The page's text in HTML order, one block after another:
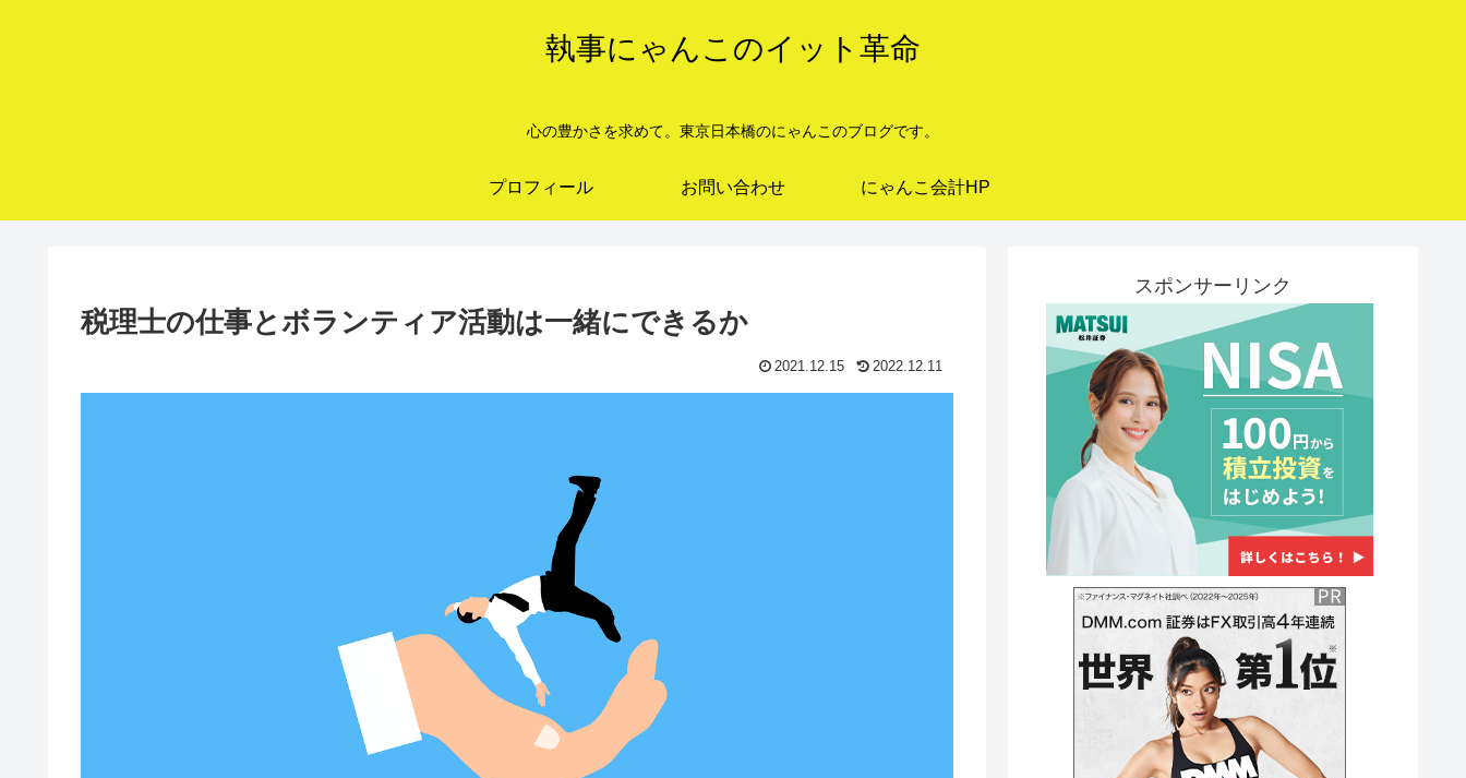
執事にゃんこのイット革命
心の豊かさを求めて。東京日本橋のにゃんこのブログです。
プロフィール お問い合わせ にゃんこ会計HP
税理士の仕事とボランティア活動は一緒にできるか
2021.12.15 2022.12.11
スポンサーリンク